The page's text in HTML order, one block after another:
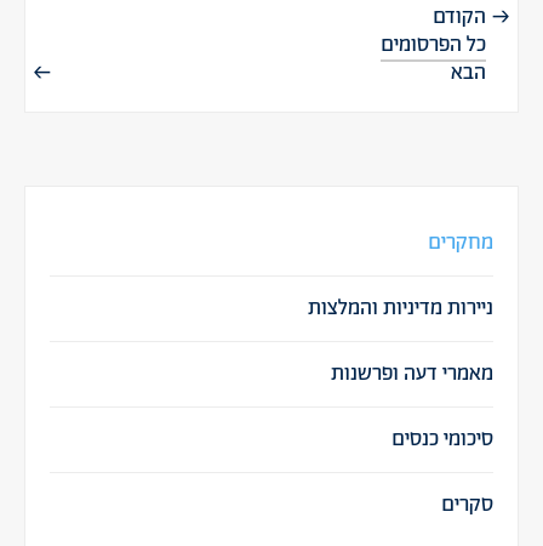
הקודם
כל הפרסומים
הבא
מחקרים
ניירות מדיניות והמלצות
מאמרי דעה ופרשנות
סיכומי כנסים
סקרים